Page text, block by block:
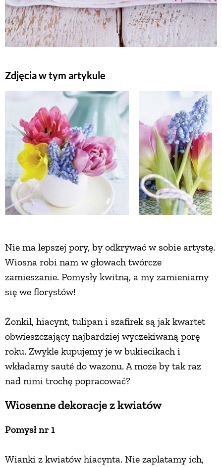
Zdjęcia w tym artykule
Nie ma lepszej pory, by odkrywać w sobie artystę.
Wiosna robi nam w głowach twórcze
zamieszanie. Pomysły kwitną, a my zamieniamy
się we florystów!
Żonkil, hiacynt, tulipan i szafirek są jak kwartet
obwieszczający najbardziej wyczekiwaną porę
roku. Zwykle kupujemy je w bukiecikach i
wkładamy sauté do wazonu. A może by tak raz
nad nimi trochę popracować?
Wiosenne dekoracje z kwiatów
Pomysł nr 1
Wianki z kwiatów hiacynta. Nie zaplatamy ich,
EKO ŻYCIE
ZWIERZĘTA DOMOWE
ZWIERZĘTA W NATURZE
GRZYBY
KRAJOBRAZ
RĘKODZIEŁO
ZWYCZAJE
PRZEPISY
ŚNIADANIA
DANIA GŁÓWNE